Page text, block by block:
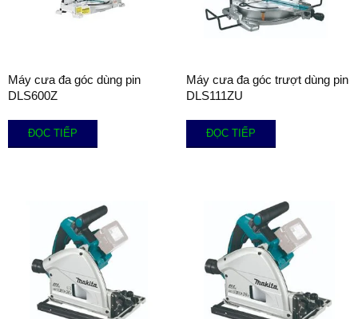
Máy cưa đa góc dùng pin
DLS600Z
ĐỌC TIẾP
Máy cưa đa góc trượt dùng pin
DLS111ZU
ĐỌC TIẾP